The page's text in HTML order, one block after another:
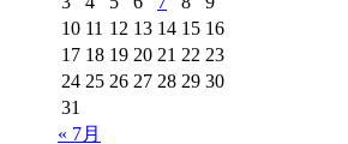
10 11 12 13 14 15 16
17 18 19 20 21 22 23
24 25 26 27 28 29 30
31
« 7月